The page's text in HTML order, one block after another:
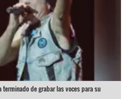
terminado de grabar las voces para su